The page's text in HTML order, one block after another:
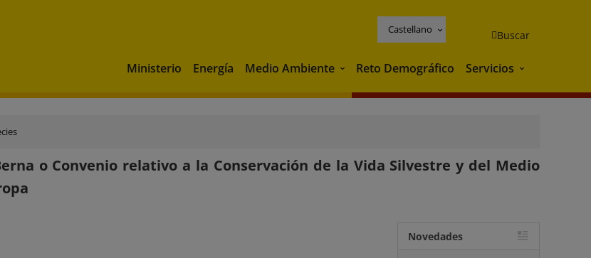
Castellano Buscar
Ministerio Energía Medio Ambiente Medio Ambiente
Reto Demográfico Servicios Servicios
o Convenio relativo a la Conservación de la Vida Silvestre y del Medio
Novedades